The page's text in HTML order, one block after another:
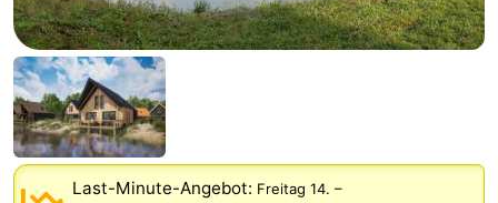
Bad
Meersee
-
Beach
Resort
Nieuwvliet-
-
De
Meulinge
-
EuroParcs
- Last-Minute-Angebot: Freitag 14. –